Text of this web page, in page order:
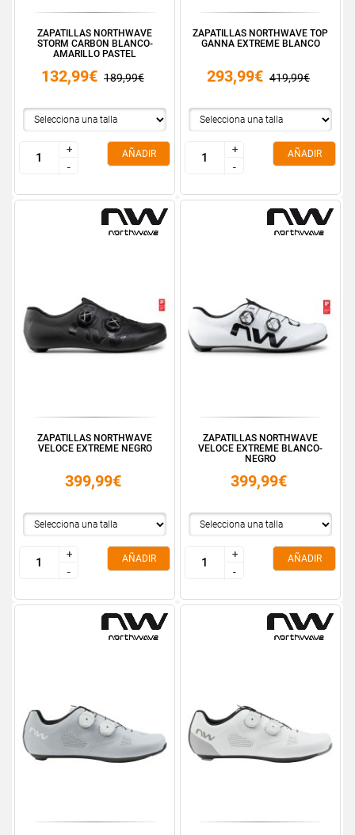
ZAPATILLAS NORTHWAVE
STORM CARBON BLANCO-
AMARILLO PASTEL
132,99€ 189,99€
+
-
+
-
AÑADIR
ZAPATILLAS NORTHWAVE TOP
GANNA EXTREME BLANCO
293,99€ 419,99€
+
-
+
-
AÑADIR
ZAPATILLAS NORTHWAVE
VELOCE EXTREME NEGRO
399,99€
+
-
+
-
AÑADIR
ZAPATILLAS NORTHWAVE
VELOCE EXTREME BLANCO-
NEGRO
399,99€
+
-
+
-
AÑADIR